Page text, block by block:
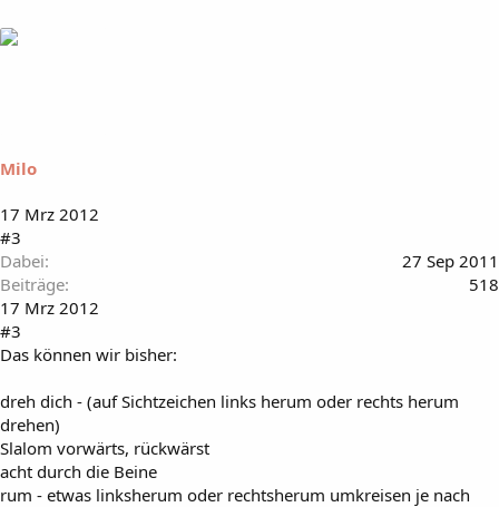
Milo
17 Mrz 2012
#3
Dabei
27 Sep 2011
Beiträge
518
17 Mrz 2012
#3
Das können wir bisher:
dreh dich - (auf Sichtzeichen links herum oder rechts herum
drehen)
Slalom vorwärts, rückwärst
acht durch die Beine
rum - etwas linksherum oder rechtsherum umkreisen je nach